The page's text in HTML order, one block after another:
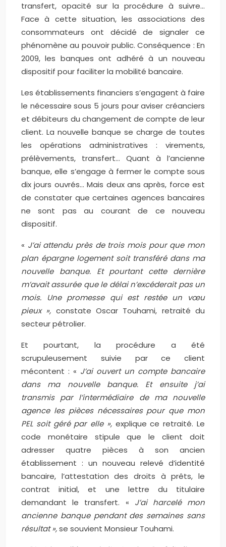
transfert, opacité sur la procédure à suivre…
Face à cette situation, les associations des
consommateurs ont décidé de signaler ce
phénomène au pouvoir public. Conséquence : En
2009, les banques ont adhéré à un nouveau
dispositif pour faciliter la mobilité bancaire.
Les établissements financiers s’engagent à faire
le nécessaire sous 5 jours pour aviser créanciers
et débiteurs du changement de compte de leur
client. La nouvelle banque se charge de toutes
les opérations administratives : virements,
prélèvements, transfert… Quant à l’ancienne
banque, elle s’engage à fermer le compte sous
dix jours ouvrés… Mais deux ans après, force est
de constater que certaines agences bancaires
ne sont pas au courant de ce nouveau
dispositif.
« J’ai attendu près de trois mois pour que mon
plan épargne logement soit transféré dans ma
nouvelle banque. Et pourtant cette dernière
m’avait assurée que le délai n’excéderait pas un
mois. Une promesse qui est restée un vœu
pieux », constate Oscar Touhami, retraité du
secteur pétrolier.
Et pourtant, la procédure a été
scrupuleusement suivie par ce client
mécontent : « J’ai ouvert un compte bancaire
dans ma nouvelle banque. Et ensuite j’ai
transmis par l’intermédiaire de ma nouvelle
agence les pièces nécessaires pour que mon
PEL soit géré par elle », explique ce retraité. Le
code monétaire stipule que le client doit
adresser quatre pièces à son ancien
établissement : un nouveau relevé d’identité
bancaire, l’attestation des droits à prêts, le
contrat initial, et une lettre du titulaire
demandant le transfert. « J’ai harcelé mon
ancienne banque pendant des semaines sans
résultat »,se souvient Monsieur Touhami.